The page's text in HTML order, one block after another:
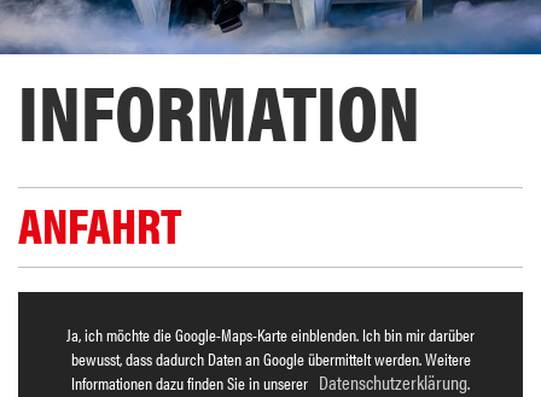
INFORMATION
ANFAHRT
Ja, ich möchte die Google-Maps-Karte einblenden. Ich bin mir darüber
bewusst, dass dadurch Daten an Google übermittelt werden. Weitere
Informationen dazu finden Sie in unserer Datenschutzerklärung.